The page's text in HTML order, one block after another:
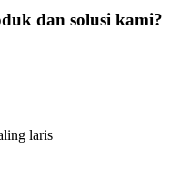
dan solusi kami?
laris